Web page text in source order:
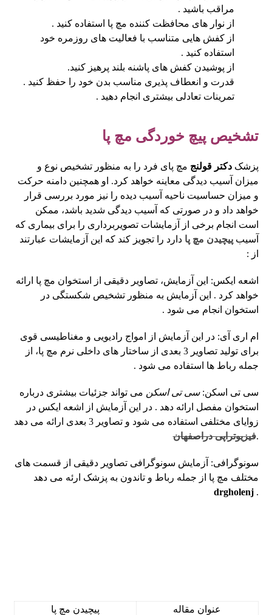
مراقب باشید .
از نوار های محافظت کننده مچ پا استفاده کنید .
از کفش هایی متناسب با فعالیت های روزمره خود
استفاده کنید .
از پوشیدن کفش های پاشنه بلند پرهیز کنید.
قدرت و انعطاف پذیری مناسب بدن خود را حفظ کنید .
تمرینات تعادلی بیشتری انجام دهید .
تشخیص پیچ خوردگی مچ پا
پزشکدکتر قولنج مچ پای فرد را به منظور تشخیص نوع و
میزان آسیب دیدگی معاینه خواهد کرد. او همچنین دامنه حرکت
و میزان حساسیت ناحیه آسیب دیده را نیز مورد بررسی قرار
خواهد داد و در صورتی که آسیب دیدگی شدید باشد، ممکن
است انجام برخی از آزمایشات تصویربرداری را برای بیماری که
آسیبپیچیدن مچ پا دارد را تجویز کند که این آزمایشات عبارتند
از :
اشعه ایکس: این آزمایش، تصاویر دقیقی از استخوان مچ پا ارائه
خواهد کرد . این آزمایش به منظور تشخیص شکستگی در
استخوان انجام می ‎شود .
ام اری آی:در این آزمایش از امواج رادیویی و مغناطیسی قوی
برای تولید تصاویر 3 بعدی از ساختار های داخلی نرم مچ پا، از
جمله رباط ها استفاده می ‎شود .
سی تی اسکن:سی تی اسکن
می‎ تواند جزئیات بیشتری درباره
استخوان مفصل ارائه دهد . در این آزمایش از اشعه ایکس در
زوایای مختلفی استفاده می ‎شود و تصاویر 3 بعدی ارائه می ‎دهد
.فیزیوتراپی دراصفهان
سونوگرافی: آزمایش سونوگرافی تصاویر دقیقی از قسمت های
مختلف مچ پا از جمله رباط و تاندون به پزشک ارئه می ‎دهد
.
drgholenj
عنوان مقاله
پیچیدن مچ پا